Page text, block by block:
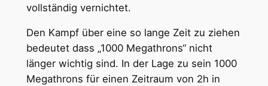
vollständig vernichtet.
Den Kampf über eine so lange Zeit zu ziehen
bedeutet dass „1000 Megathrons“ nicht
länger wichtig sind. In der Lage zu sein 1000
Megathrons für einen Zeitraum von 2h in